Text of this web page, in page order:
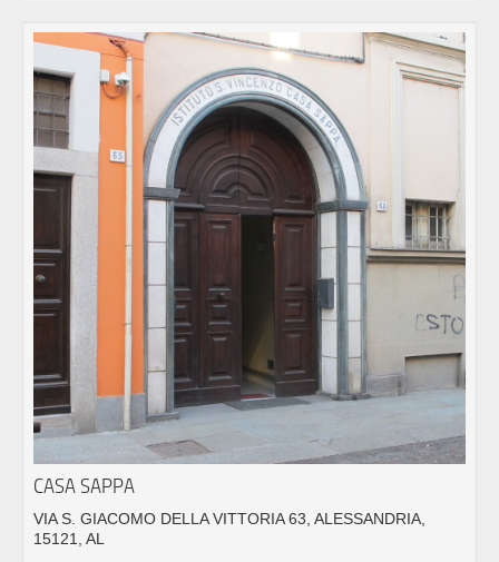
CASA SAPPA
VIA S. GIACOMO DELLA VITTORIA 63, ALESSANDRIA,
15121, AL